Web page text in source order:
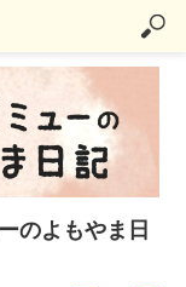
のよもやま日